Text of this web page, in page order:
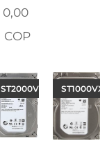
0,00
COP
ST2000VX000